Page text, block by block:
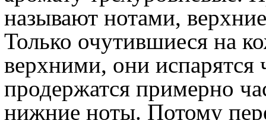
называют нотами,
Только очутившиеся на
верхними, они испарятся
продержатся примерно
нижние ноты. Потому